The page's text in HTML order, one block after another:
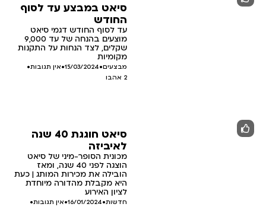
סיאט במבצע עד לסוף
החודש
עד לסוף החודש דגמי סיאט
מוצעים בהנחה של עד 9,000
שקלים, לצד הנחות על התקנות
מקומיות
מבצעים•
15/03/2024
•אין תגובות•
2 אהבו
סיאט חוגגת 40 שנה
לאיביזה
מכונית הסופר-מיני של סיאט
הוצגה לפני 40 שנה, ומאז
הובילה את מכירות המותג | כעת
היא מקבלת מהדורה מיוחדת
לציון האירוע
חדשות•
16/01/2024
•אין תגובות•